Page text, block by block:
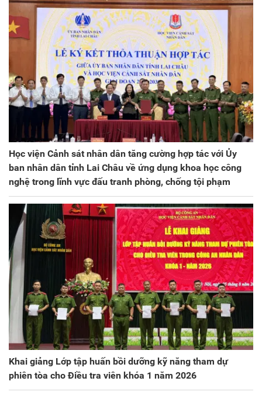
Học viện Cảnh sát nhân dân tăng cường hợp tác với Ủy
ban nhân dân tỉnh Lai Châu về ứng dụng khoa học công
nghệ trong lĩnh vực đấu tranh phòng, chống tội phạm
Khai giảng Lớp tập huấn bồi dưỡng kỹ năng tham dự
phiên tòa cho Điều tra viên khóa 1 năm 2026